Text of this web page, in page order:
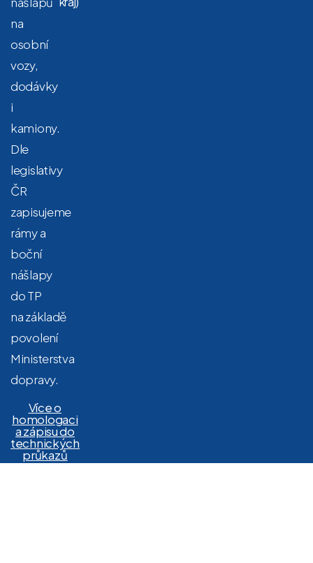
na
osobní
vozy,
dodávky
i
kamiony.
Dle
legislativy
ČR
zapisujeme
rámy a
boční
nášlapy
do TP
na základě
povolení
Ministerstva
dopravy.
Více o
homologaci
a zápisu do
technických
průkazů